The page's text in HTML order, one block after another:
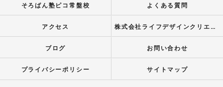
そろばん塾ピコ常盤校 よくある質問
アクセス 株式会社ライフデザインクリエイト
ブログ お問い合わせ
プライバシーポリシー サイトマップ